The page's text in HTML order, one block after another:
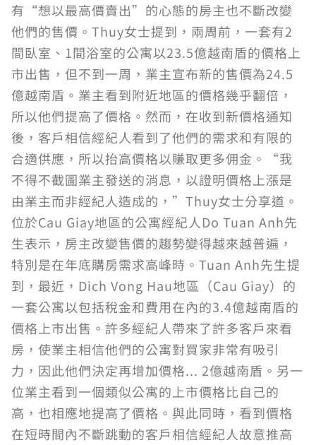
有“想以最高價賣出”的心態的房主也不斷改變
他們的售價。Thuy女士提到，兩周前，一套有2
間臥室、1間浴室的公寓以23.5億越南盾的價格上
市出售，但不到一周，業主宣布新的售價為24.5
億越南盾。業主看到附近地區的價格幾乎翻倍，
所以他們提高了價格。然而，在收到新價格通知
後，客戶相信經紀人看到了他們的需求和有限的
合適供應，所以抬高價格以賺取更多佣金。“我
不得不截圖業主發送的消息，以證明價格上漲是
由業主而非經紀人造成的，”Thuy女士分享道。
位於Cau Giay地區的公寓經紀人Do Tuan Anh先
生表示，房主改變售價的趨勢變得越來越普遍，
特別是在年底購房需求高峰時。Tuan Anh先生提
到，最近，Dich Vong Hau地區（Cau Giay）的
一套公寓以包括稅金和費用在內的3.4億越南盾的
價格上市出售。許多經紀人帶來了許多客戶來看
房，使業主相信他們的公寓對買家非常有吸引
力，因此他們決定再增加價格... 2億越南盾。另一
位業主看到一個類似公寓的上市價格比自己的
高，也相應地提高了價格。與此同時，看到價格
在短時間內不斷跳動的客戶相信經紀人故意推高